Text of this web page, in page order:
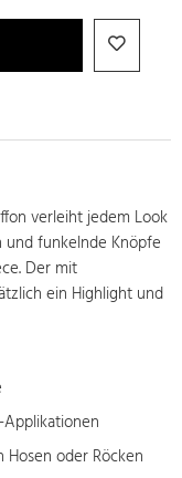
verleiht jedem Look
und funkelnde Knöpfe
Der mit
ein Highlight und
oder Röcken